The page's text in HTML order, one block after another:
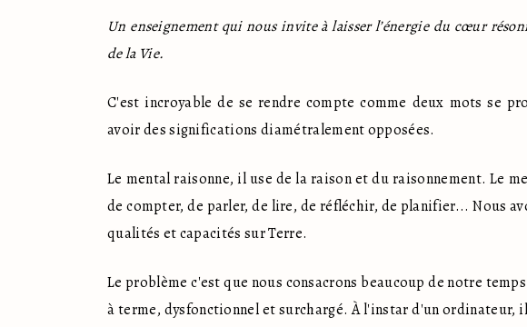
Un enseignement qui nous invite à laisser l’énergie du cœur
de la Vie.
C'est incroyable de se rendre compte comme deux mots se
avoir des significations diamétralement opposées.
Le mental raisonne, il use de la raison et du raisonnement. Le
de compter, de parler, de lire, de réfléchir, de planifier... Nous
qualités et capacités sur Terre.
Le problème c'est que nous consacrons beaucoup de notre
à terme, dysfonctionnel et surchargé. À l'instar d'un ordinateur,